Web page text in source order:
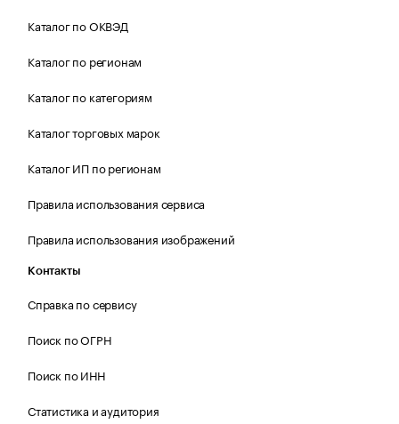
Каталог по ОКВЭД
Каталог по регионам
Каталог по категориям
Каталог торговых марок
Каталог ИП по регионам
Правила использования сервиса
Правила использования изображений
Контакты
Справка по сервису
Поиск по ОГРН
Поиск по ИНН
Статистика и аудитория